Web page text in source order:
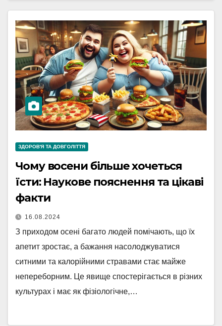
ЗДОРОВ'Я ТА ДОВГОЛІТТЯ
Чому восени більше хочеться
їсти: Наукове пояснення та цікаві
факти
16.08.2024
З приходом осені багато людей помічають, що їх
апетит зростає, а бажання насолоджуватися
ситними та калорійними стравами стає майже
непереборним. Це явище спостерігається в різних
культурах і має як фізіологічне,…